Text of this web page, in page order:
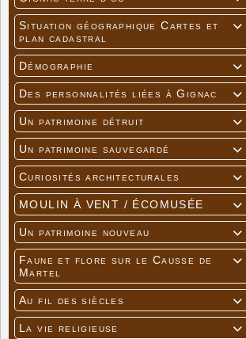

Situation géographique Cartes et
plan cadastral

Démographie

Des personnalités liées à Gignac

Un patrimoine détruit

Un patrimoine sauvegardé

Curiosités architecturales

MOULIN À VENT / ÉCOMUSÉE

Un patrimoine nouveau

Faune et flore sur le Causse de
Martel

Au fil des siècles

La vie religieuse